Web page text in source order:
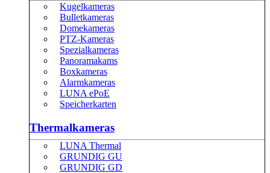
Kugelkameras
Bulletkameras
Domekameras
PTZ-Kameras
Spezialkameras
Panoramakams
Boxkameras
Alarmkameras
LUNA ePoE
Speicherkarten
Thermalkameras
LUNA Thermal
GRUNDIG GU
GRUNDIG GD